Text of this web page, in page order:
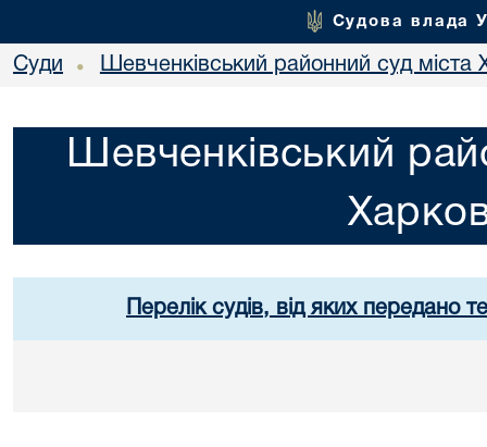
Судова влада
Суди • Шевченківський районний суд міста
Шевченківський
Перелік судів, від яких передано